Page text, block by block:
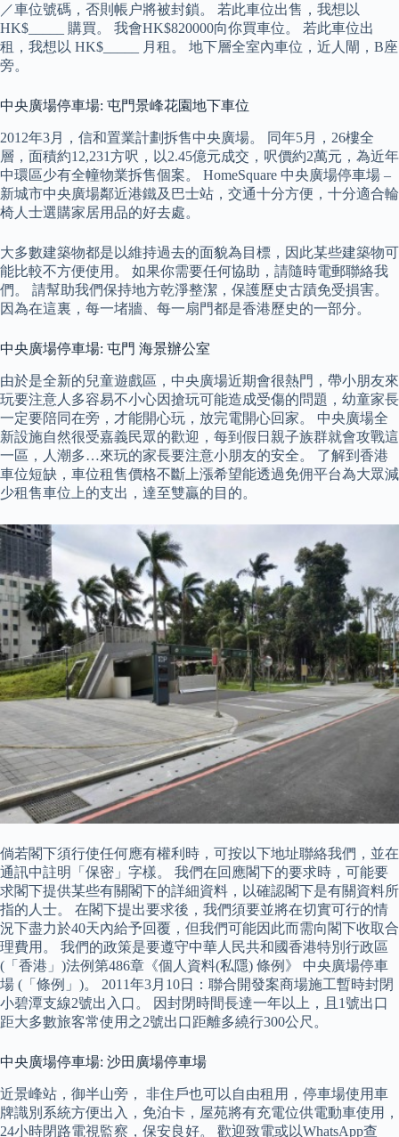
／‎車位號碼，否則帳户將被封鎖。 若此車位出售，我想以
HK$_____ 購買。 我會HK$820000向你買車位。 若此車位出
租，我想以 HK$_____ 月租。 地下層全室內車位，近人閘，B座
旁。
中央廣場停車場: 屯門景峰花園地下車位
2012年3月，信和置業計劃拆售中央廣場。 同年5月，26樓全
層，面積約12,231方呎，以2.45億元成交，呎價約2萬元，為近年
中環區少有全幢物業拆售個案。 HomeSquare 中央廣場停車場 –
新城市中央廣場鄰近港鐵及巴士站，交通十分方便，十分適合輪
椅人士選購家居用品的好去處。
大多數建築物都是以維持過去的面貌為目標，因此某些建築物可
能比較不方便使用。 如果你需要任何協助，請隨時電郵聯絡我
們。 請幫助我們保持地方乾淨整潔，保護歷史古蹟免受損害。
因為在這裏，每一堵牆、每一扇門都是香港歷史的一部分。
中央廣場停車場: 屯門 海景辦公室
由於是全新的兒童遊戲區，中央廣場近期會很熱門，帶小朋友來
玩要注意人多容易不小心因搶玩可能造成受傷的問題，幼童家長
一定要陪同在旁，才能開心玩，放完電開心回家。 中央廣場全
新設施自然很受嘉義民眾的歡迎，每到假日親子族群就會攻戰這
一區，人潮多…來玩的家長要注意小朋友的安全。 了解到香港
車位短缺，車位租售價格不斷上漲希望能透過免佣平台為大眾減
少租售車位上的支出，達至雙贏的目的。
倘若閣下須行使任何應有權利時，可按以下地址聯絡我們，並在
通訊中註明「保密」字樣。 我們在回應閣下的要求時，可能要
求閣下提供某些有關閣下的詳細資料，以確認閣下是有關資料所
指的人士。 在閣下提出要求後，我們須要並將在切實可行的情
況下盡力於40天內給予回覆，但我們可能因此而需向閣下收取合
理費用。 我們的政策是要遵守中華人民共和國香港特別行政區
(「香港」)法例第486章《個人資料(私隱) 條例》 中央廣場停車
場 (「條例」)。 2011年3月10日：聯合開發案商場施工暫時封閉
小碧潭支線2號出入口。 因封閉時間長達一年以上，且1號出口
距大多數旅客常使用之2號出口距離多繞行300公尺。
中央廣場停車場: 沙田廣場停車場
近景峰站，御半山旁， 非住戶也可以自由租用，停車場使用車
牌識別系統方便出入，免泊卡，屋苑將有充電位供電動車使用，
24小時閉路電視監察，保安良好。 歡迎致電或以WhatsApp查